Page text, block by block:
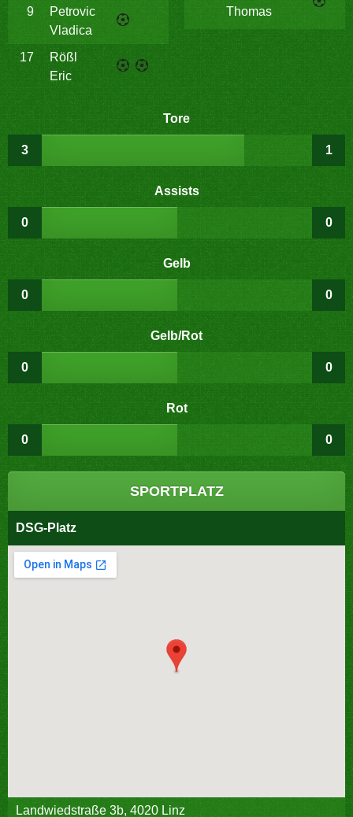
9
Petrovic
Vladica
17
Rößl
Eric
Thomas
Tore
3 1
Assists
0 0
Gelb
0 0
Gelb/Rot
0 0
Rot
0 0
SPORTPLATZ
DSG-Platz
Landwiedstraße 3b, 4020 Linz